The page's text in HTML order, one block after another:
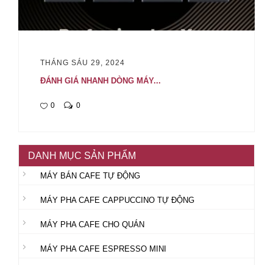
THÁNG SÁU 29, 2024
ĐÁNH GIÁ NHANH DÒNG MÁY...
0 0
DANH MỤC SẢN PHẨM
MÁY BÁN CAFE TỰ ĐỘNG
MÁY PHA CAFE CAPPUCCINO TỰ ĐỘNG
MÁY PHA CAFE CHO QUÁN
MÁY PHA CAFE ESPRESSO MINI